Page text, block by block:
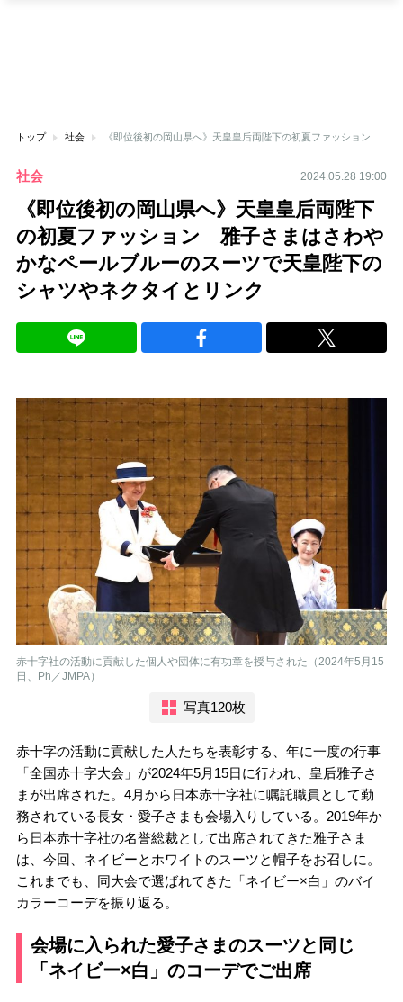
トップ 社会
社会 2024.05.28 19:00
《即位後初の岡山県へ》天皇皇后両陛下
の初夏ファッション 雅子さまはさわや
かなペールブルーのスーツで天皇陛下の
シャツやネクタイとリンク
赤十字社の活動に貢献した個人や団体に有功章を授与された（2024年5月15
日、Ph／JMPA）
写真120枚
赤十字の活動に貢献した人たちを表彰する、年に一度の行事
「全国赤十字大会」が2024年5月15日に行われ、皇后雅子さ
まが出席された。4月から日本赤十字社に嘱託職員として勤
務されている長女・愛子さまも会場入りしている。2019年か
ら日本赤十字社の名誉総裁として出席されてきた雅子さま
は、今回、ネイビーとホワイトのスーツと帽子をお召しに。
これまでも、同大会で選ばれてきた「ネイビー×白」のバイ
カラーコーデを振り返る。
会場に入られた愛子さまのスーツと同じ
「ネイビー×白」のコーデでご出席